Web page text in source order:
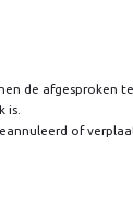
de afgesproken
is.
of